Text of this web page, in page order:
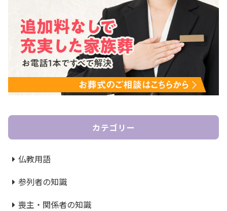
カテゴリー
仏教用語
参列者の知識
喪主・関係者の知識